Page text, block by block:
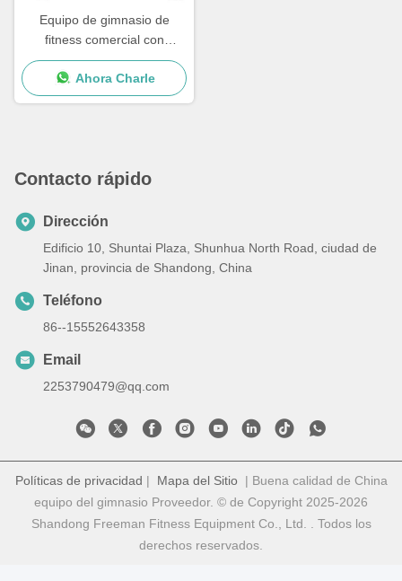
Equipo de gimnasio de
fitness comercial con
soporte de peso libre
Ahora Charle
Contacto rápido
Dirección
Edificio 10, Shuntai Plaza, Shunhua North Road, ciudad de
Jinan, provincia de Shandong, China
Teléfono
86--15552643358
Email
2253790479@qq.com
Políticas de privacidad | Mapa del Sitio| Buena calidad de China
equipo del gimnasio Proveedor. © de Copyright 2025-2026
Shandong Freeman Fitness Equipment Co., Ltd. . Todos los
derechos reservados.